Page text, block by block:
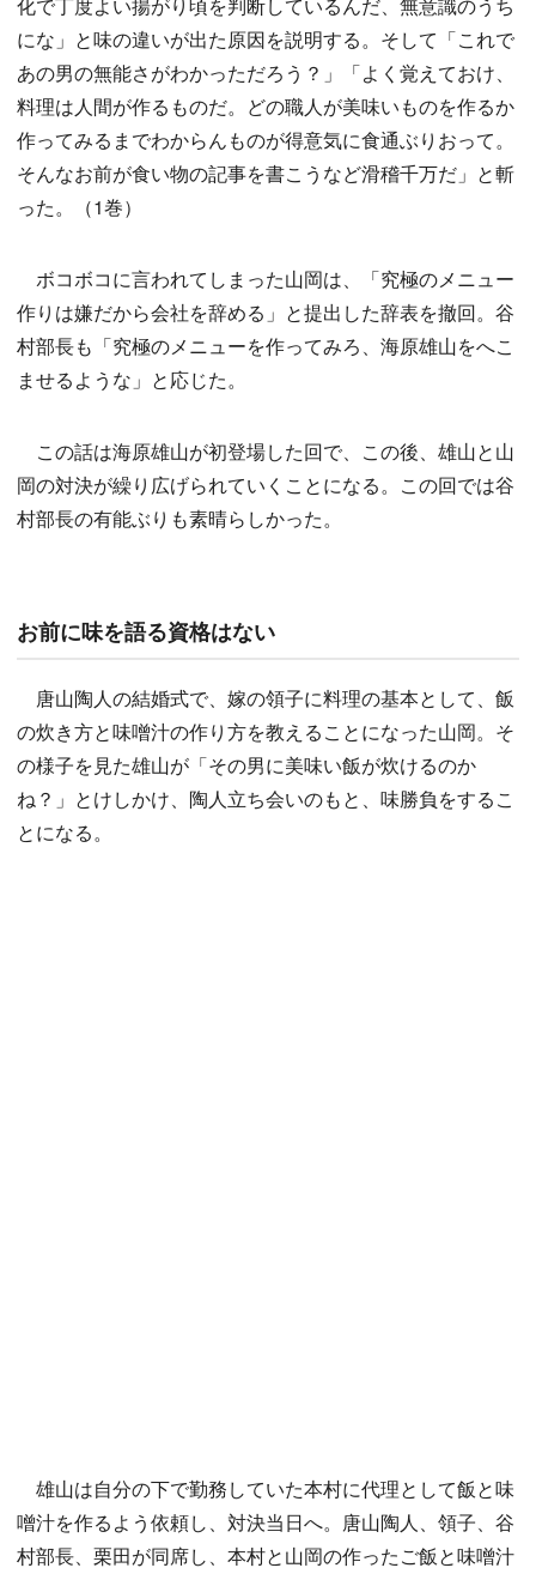
化で丁度よい揚がり頃を判断しているんだ、無意識のうち
にな」と味の違いが出た原因を説明する。そして「これで
あの男の無能さがわかっただろう？」「よく覚えておけ、
料理は人間が作るものだ。どの職人が美味いものを作るか
作ってみるまでわからんものが得意気に食通ぶりおって。
そんなお前が食い物の記事を書こうなど滑稽千万だ」と斬
った。（1巻）
ボコボコに言われてしまった山岡は、「究極のメニュー
作りは嫌だから会社を辞める」と提出した辞表を撤回。谷
村部長も「究極のメニューを作ってみろ、海原雄山をへこ
ませるような」と応じた。
この話は海原雄山が初登場した回で、この後、雄山と山
岡の対決が繰り広げられていくことになる。この回では谷
村部長の有能ぶりも素晴らしかった。
お前に味を語る資格はない
唐山陶人の結婚式で、嫁の領子に料理の基本として、飯
の炊き方と味噌汁の作り方を教えることになった山岡。そ
の様子を見た雄山が「その男に美味い飯が炊けるのか
ね？」とけしかけ、陶人立ち会いのもと、味勝負をするこ
とになる。
雄山は自分の下で勤務していた本村に代理として飯と味
噌汁を作るよう依頼し、対決当日へ。唐山陶人、領子、谷
村部長、栗田が同席し、本村と山岡の作ったご飯と味噌汁